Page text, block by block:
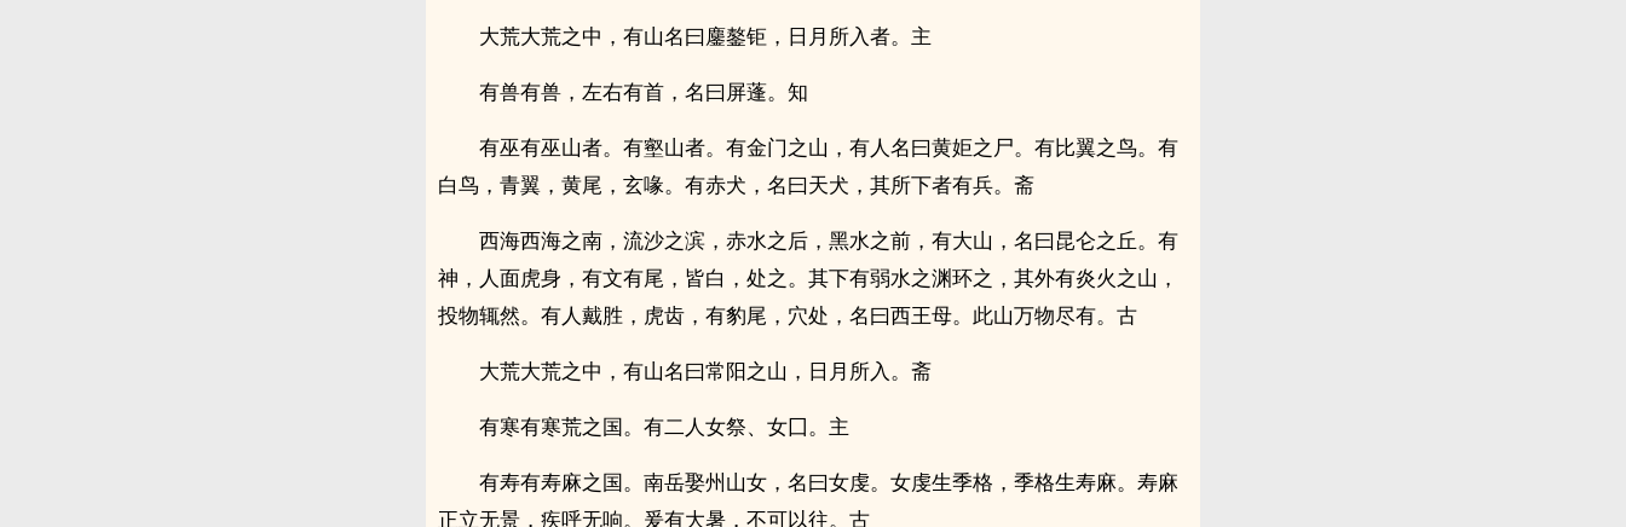
大荒大荒之中，有山名曰鏖鏊钜，日月所入者。主
有兽有兽，左右有首，名曰屏蓬。知
有巫有巫山者。有壑山者。有金门之山，有人名曰黄姖之尸。有比翼之鸟。有
白鸟，青翼，黄尾，玄喙。有赤犬，名曰天犬，其所下者有兵。斋
西海西海之南，流沙之滨，赤水之后，黑水之前，有大山，名曰昆仑之丘。有
神，人面虎身，有文有尾，皆白，处之。其下有弱水之渊环之，其外有炎火之山，
投物辄然。有人戴胜，虎齿，有豹尾，穴处，名曰西王母。此山万物尽有。古
大荒大荒之中，有山名曰常阳之山，日月所入。斋
有寒有寒荒之国。有二人女祭、女囗。主
有寿有寿麻之国。南岳娶州山女，名曰女虔。女虔生季格，季格生寿麻。寿麻
正立无景，疾呼无响。爰有大暑，不可以往。古